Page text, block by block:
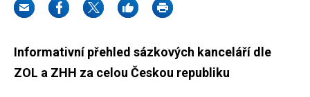
Informativní přehled sázkových kanceláří dle
ZOL a ZHH za celou Českou republiku